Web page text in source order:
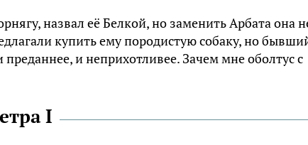
назвал её Белкой, но заменить Арбата она
купить ему породистую собаку, но
и неприхотливее. Зачем мне оболтус с
I